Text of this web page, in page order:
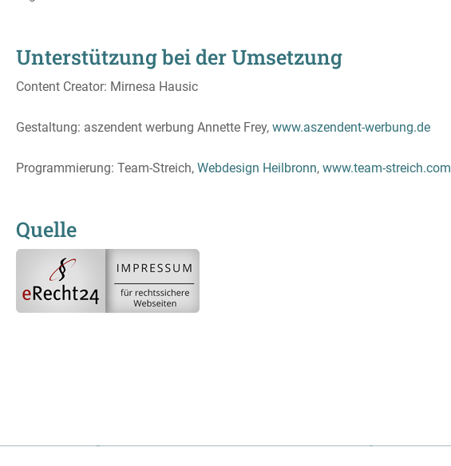
Unterstützung bei der Umsetzung
Content Creator: Mirnesa Hausic
Gestaltung: aszendent werbung Annette Frey, www.aszendent-werbung.de
Programmierung: Team-Streich, Webdesign Heilbronn, www.team-streich.com
Quelle